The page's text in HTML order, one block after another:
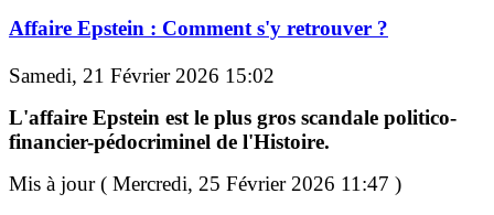
Affaire Epstein : Comment s'y retrouver ?
Samedi, 21 Février 2026 15:02
L'affaire Epstein est le plus gros scandale politico-
financier-pédocriminel de l'Histoire.
Mis à jour ( Mercredi, 25 Février 2026 11:47 )